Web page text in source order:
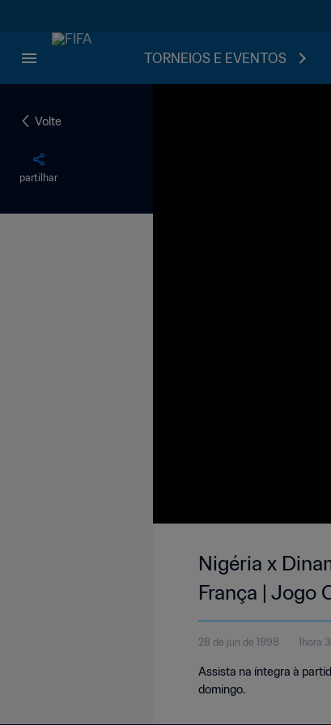
TORNEIOS E EVENTOS
Volte
partilhar
Nigéria x
França | Jogo
28 de jun de 1998 1hora
Assista na íntegra à
domingo.